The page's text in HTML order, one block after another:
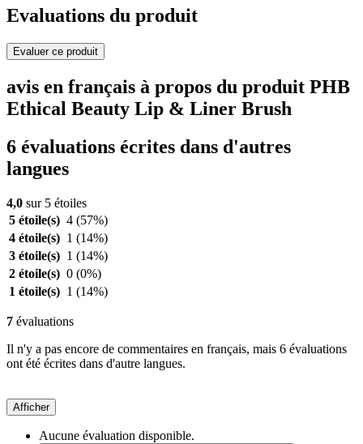
Evaluations du produit
Evaluer ce produit
avis en français à propos du produit PHB
Ethical Beauty Lip & Liner Brush
6 évaluations écrites dans d'autres
langues
4,0 sur 5 étoiles
5 étoile(s) 4 (57%)
4 étoile(s) 1 (14%)
3 étoile(s) 1 (14%)
2 étoile(s) 0 (0%)
1 étoile(s) 1 (14%)
7 évaluations
Il n'y a pas encore de commentaires en français, mais 6 évaluations
ont été écrites dans d'autre langues.
Afficher
Aucune évaluation disponible.